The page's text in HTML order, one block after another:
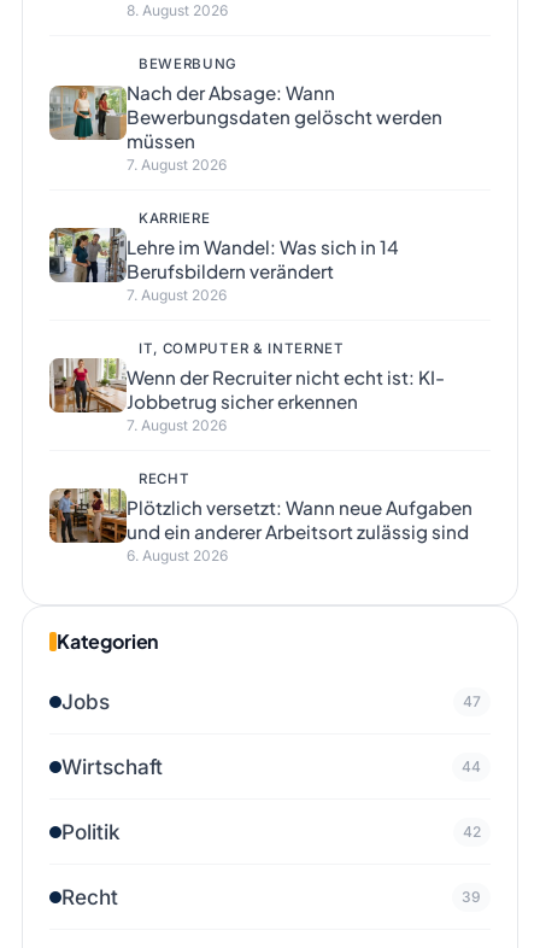
8. August 2026
BEWERBUNG
Nach der Absage: Wann
Bewerbungsdaten gelöscht werden
müssen
7. August 2026
KARRIERE
Lehre im Wandel: Was sich in 14
Berufsbildern verändert
7. August 2026
IT, COMPUTER & INTERNET
Wenn der Recruiter nicht echt ist: KI-
Jobbetrug sicher erkennen
7. August 2026
RECHT
Plötzlich versetzt: Wann neue Aufgaben
und ein anderer Arbeitsort zulässig sind
6. August 2026
Kategorien
Jobs 47
Wirtschaft 44
Politik 42
Recht 39